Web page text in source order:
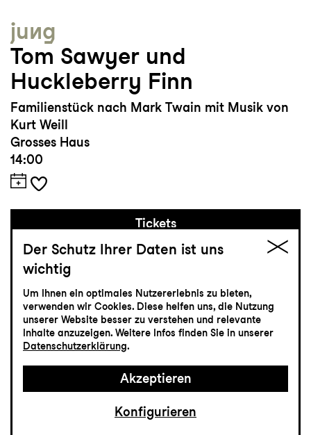
jung
Tom Sawyer und
Huckleberry Finn
Familienstück nach Mark Twain mit Musik von
Kurt Weill
Grosses Haus
14:00
Tickets
CHF 10-32
Schauspiel
29.12Dienstag
Zum letzten Mal
Dieses Stück geht schief
Der Schutz Ihrer Daten ist uns
wichtig
Um Ihnen ein optimales Nutzererlebnis zu bieten,
verwenden wir Cookies. Diese helfen uns, die Nutzung
unserer Website besser zu verstehen und relevante
Inhalte anzuzeigen. Weitere Infos finden Sie in unserer
Datenschutzerklärung.
Akzeptieren
Konfigurieren